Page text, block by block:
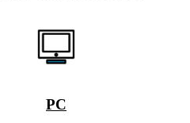
PC